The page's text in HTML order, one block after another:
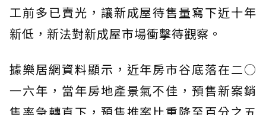
工前多已賣光，讓新成屋待售量寫下近十年
新低，新法對新成屋市場衝擊待觀察。
據樂居網資料顯示，近年房市谷底落在二○
一六年，當年房地產景氣不佳，預售新案銷